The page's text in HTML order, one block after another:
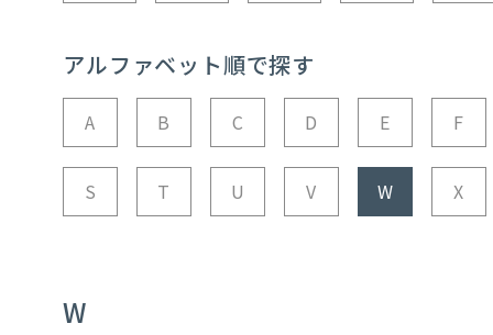
アルファベット順で探す
A B C D E F
S T U V W X
W